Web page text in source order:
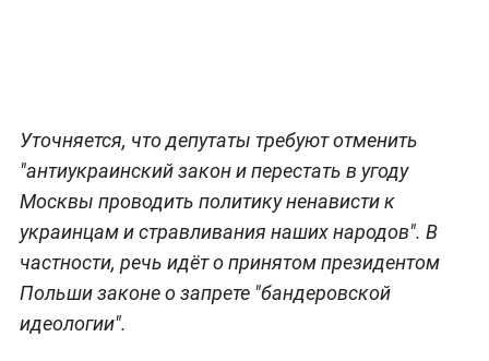
Уточняется, что депутаты требуют отменить
"антиукраинский закон и перестать в угоду
Москвы проводить политику ненависти к
украинцам и стравливания наших народов". В
частности, речь идёт о принятом президентом
Польши законе о запрете "бандеровской
идеологии".